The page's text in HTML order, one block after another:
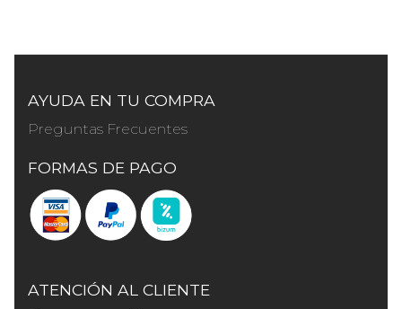
AYUDA EN TU COMPRA
Preguntas Frecuentes
FORMAS DE PAGO
ATENCIÓN AL CLIENTE